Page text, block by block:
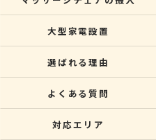
大型家電設置
選ばれる理由
よくある質問
対応エリア